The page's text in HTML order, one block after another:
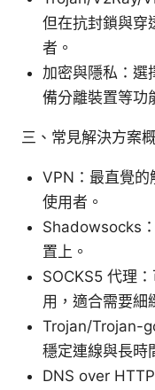
但在抗封鎖與穿
者。
加密與隱私：選
備分離裝置等功
三、常見解決方案
VPN：最直覺的
使用者。
Shadowsocks
置上。
SOCKS5 代理
用，適合需要細
Trojan/Trojan-
穩定連線與長時
DNS over